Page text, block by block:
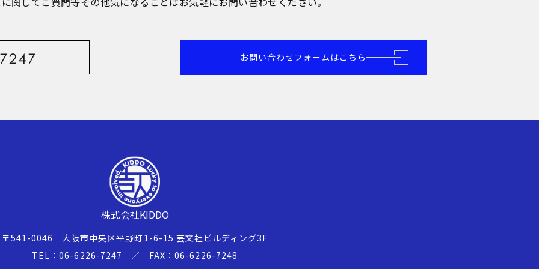
お問い合わせフォームはこちら
株式会社KIDDO
〒541-0046 大阪市中央区平野町1-6-15 芸文社ビルディング3F
TEL：06-6226-7247 ／ FAX：06-6226-7248